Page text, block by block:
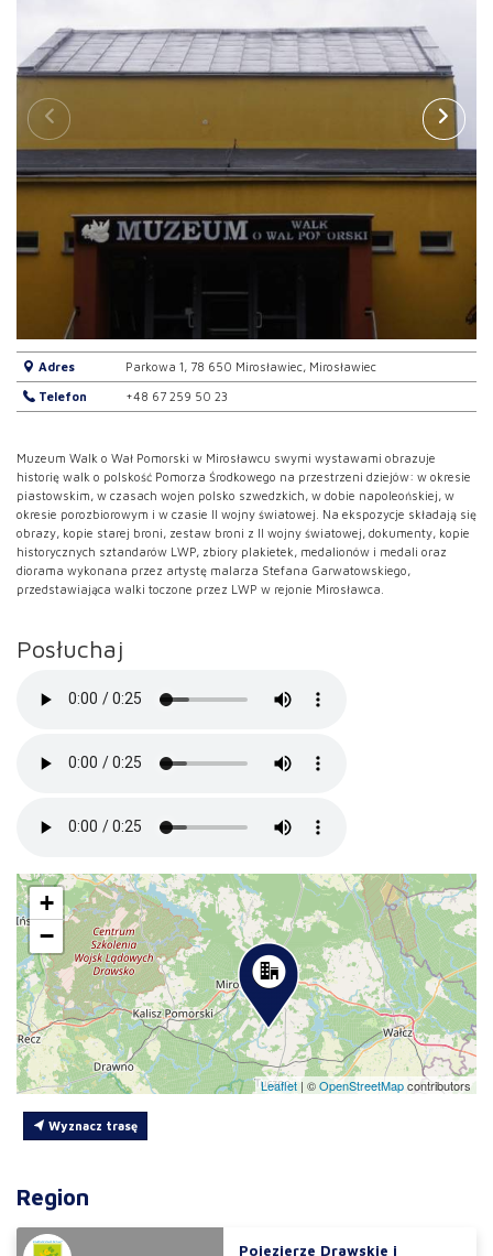
Adres Parkowa 1, 78 650 Mirosławiec, Mirosławiec
Telefon +48 67 259 50 23
Muzeum Walk o Wał Pomorski w Mirosławcu swymi wystawami obrazuje
historię walk o polskość Pomorza Środkowego na przestrzeni dziejów: w okresie
piastowskim, w czasach wojen polsko szwedzkich, w dobie napoleońskiej, w
okresie porozbiorowym i w czasie II wojny światowej. Na ekspozycje składają się
obrazy, kopie starej broni, zestaw broni z II wojny światowej, dokumenty, kopie
historycznych sztandarów LWP, zbiory plakietek, medalionów i medali oraz
diorama wykonana przez artystę malarza Stefana Garwatowskiego,
przedstawiająca walki toczone przez LWP w rejonie Mirosławca.
Posłuchaj
+
−
Leaflet | ©OpenStreetMapcontributors
Wyznacz trasę
Region
Pojezierze Drawskie i